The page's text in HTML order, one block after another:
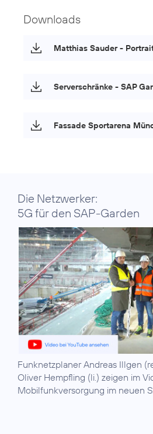
Downloads
Matthias Sauder -
Serverschränke - SAP
Fassade Sportarena
Die Netzwerker:
5G für den SAP-Garden
Funknetzplaner Andreas Illgen
Oliver Hempfling (li.) zeigen im
Mobilfunkversorgung im neuen